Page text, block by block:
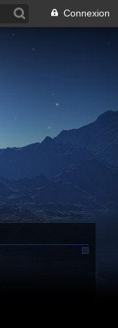
Connexion